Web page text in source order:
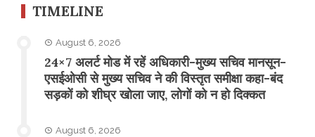
TIMELINE
August 6, 2026
24×7 अलर्ट मोड में रहें अधिकारी-मुख्य सचिव मानसून-
एसईओसी से मुख्य सचिव ने की विस्तृत समीक्षा कहा-बंद
सड़कों को शीघ्र खोला जाए, लोगों को न हो दिक्कत
August 6, 2026